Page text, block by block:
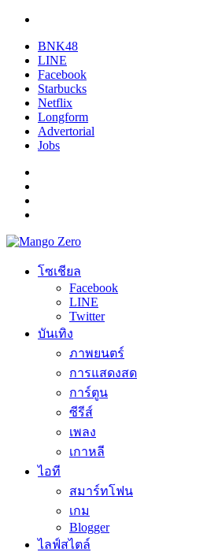
BNK48
LINE
Facebook
Starbucks
Netflix
Longform
Advertorial
Jobs
โซเชียล
Facebook
LINE
Twitter
บันเทิง
ภาพยนตร์
การแสดงสด
การ์ตูน
ซีรีส์
เพลง
เกาหลี
ไอที
สมาร์ทโฟน
เกม
Blogger
ไลฟ์สไตล์